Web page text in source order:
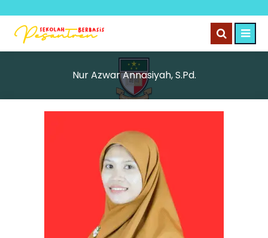
Nur Azwar Annasiyah, S.Pd.